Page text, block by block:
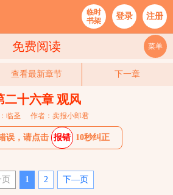
临时
书架
登录 注册
免费阅读 菜单
查看最新章节 下一章
二十六章 观风
临圣 作者：卖报小郎君
误，请点击 报错 10秒纠正
1 2 下—页